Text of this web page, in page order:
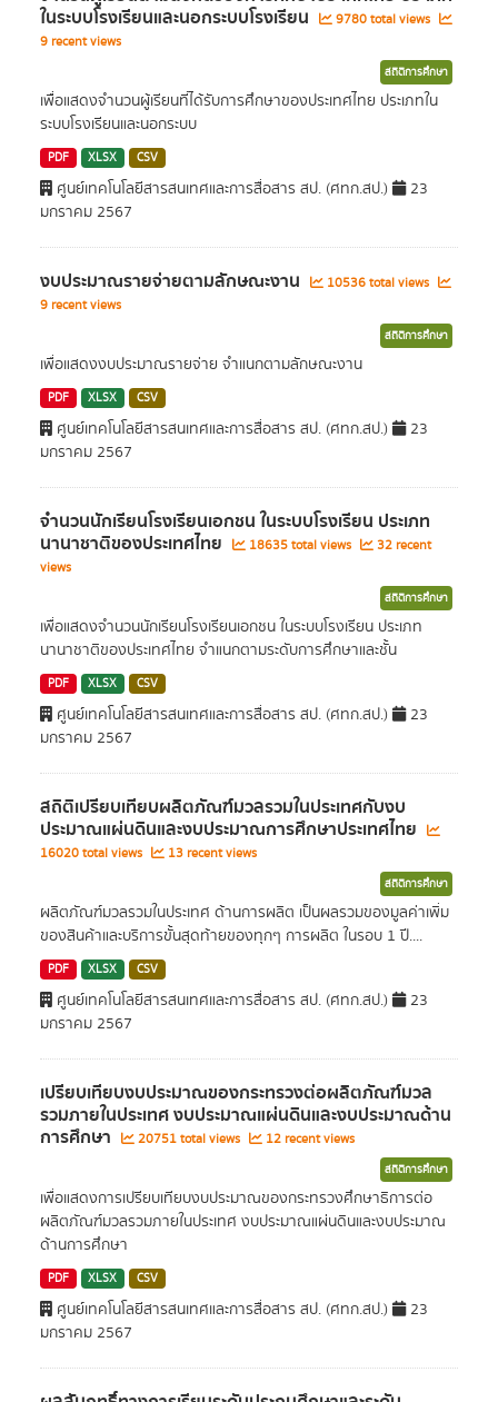
ในระบบโรงเรียนและนอกระบบโรงเรียน
9780 total views
9 recent views
สถิติการศึกษา
เพื่ื่อแสดงจำนวนผู้เรียนที่ได้รับการศึกษาของประเทศไทย ประเภทใน
ระบบโรงเรียนและนอกระบบ
PDF XLSX CSV
ศูนย์เทคโนโลยีสารสนเทศและการสื่อสาร สป. (ศทก.สป.)
23
มกราคม 2567
งบประมาณรายจ่ายตามลักษณะงาน
10536 total views
9 recent views
สถิติการศึกษา
เพื่อแสดงงบประมาณรายจ่าย จำแนกตามลักษณะงาน
PDF XLSX CSV
ศูนย์เทคโนโลยีสารสนเทศและการสื่อสาร สป. (ศทก.สป.)
23
มกราคม 2567
จำนวนนักเรียนโรงเรียนเอกชน ในระบบโรงเรียน ประเภท
นานาชาติของประเทศไทย 18635 total views
32 recent
views
สถิติการศึกษา
เพื่อแสดงจำนวนนักเรียนโรงเรียนเอกชน ในระบบโรงเรียน ประเภท
นานาชาติของประเทศไทย จำแนกตามระดับการศึกษาและชั้น
PDF XLSX CSV
ศูนย์เทคโนโลยีสารสนเทศและการสื่อสาร สป. (ศทก.สป.)
23
มกราคม 2567
สถิติเปรียบเทียบผลิตภัณฑ์มวลรวมในประเทศกับงบ
ประมาณแผ่นดินและงบประมาณการศึกษาประเทศไทย
16020 total views 13 recent views
สถิติการศึกษา
ผลิตภัณฑ์มวลรวมในประเทศ ด้านการผลิต เป็นผลรวมของมูลค่าเพิ่ม
ของสินค้าและบริการขั้นสุดท้ายของทุกๆ การผลิต ในรอบ 1 ปี....
PDF XLSX CSV
ศูนย์เทคโนโลยีสารสนเทศและการสื่อสาร สป. (ศทก.สป.)
23
มกราคม 2567
เปรียบเทียบงบประมาณของกระทรวงต่อผลิตภัณฑ์มวล
รวมภายในประเทศ งบประมาณแผ่นดินและงบประมาณด้าน
การศึกษา 20751 total views 12 recent views
สถิติการศึกษา
เพื่อแสดงการเปรียบเทียบงบประมาณของกระทรวงศึกษาธิการต่อ
ผลิตภัณฑ์มวลรวมภายในประเทศ งบประมาณแผ่นดินและงบประมาณ
ด้านการศึกษา
PDF XLSX CSV
ศูนย์เทคโนโลยีสารสนเทศและการสื่อสาร สป. (ศทก.สป.)
23
มกราคม 2567